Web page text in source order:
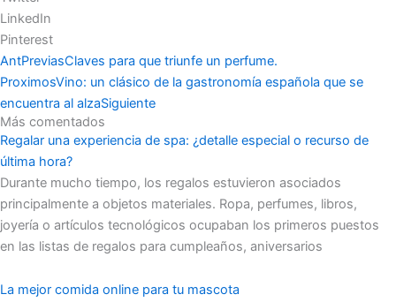
LinkedIn
Pinterest
AntPreviasClaves para que triunfe un perfume.
ProximosVino: un clásico de la gastronomía española que se
encuentra al alzaSiguiente
Más comentados
Regalar una experiencia de spa: ¿detalle especial o recurso de
última hora?
Durante mucho tiempo, los regalos estuvieron asociados
principalmente a objetos materiales. Ropa, perfumes, libros,
joyería o artículos tecnológicos ocupaban los primeros puestos
en las listas de regalos para cumpleaños, aniversarios
La mejor comida online para tu mascota